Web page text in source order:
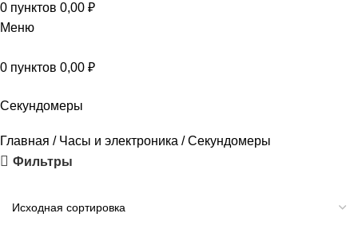
0 пунктов 0,00 ₽
Меню
0 пунктов 0,00 ₽
Секундомеры
Главная Часы и электроника
Секундомеры
Фильтры